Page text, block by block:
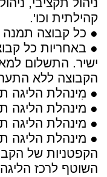
ניהול תקציבי,
קהילתית וכו'.
● כל קבוצה תמנה
● באחריות כל
ישיר. התשלום
הקבוצה ללא
● מִינהלת הליגה
● מינהלת הליגה
● מינהלת הליגה
● מינהלת הליגה
הקפטניות של
השוטף לרכז